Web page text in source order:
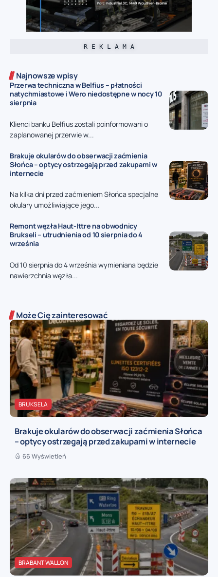
R E K L A M A
Najnowsze wpisy
Przerwa techniczna w Belfius – płatności
natychmiastowe i Wero niedostępne w nocy 10
sierpnia
Klienci banku Belfius zostali poinformowani o
zaplanowanej przerwie w...
Brakuje okularów do obserwacji zaćmienia
Słońca – optycy ostrzegają przed zakupami w
internecie
Na kilka dni przed zaćmieniem Słońca specjalne
okulary umożliwiające jego...
Remont węzła Haut-Ittre na obwodnicy
Brukseli – utrudnienia od 10 sierpnia do 4
września
Od 10 sierpnia do 4 września wymieniana będzie
nawierzchnia węzła...
Może Cię zainteresować
BRUKSELA
Brakuje okularów do obserwacji zaćmienia Słońca
– optycy ostrzegają przed zakupami w internecie
66 Wyświetleń
BRABANT WALLON